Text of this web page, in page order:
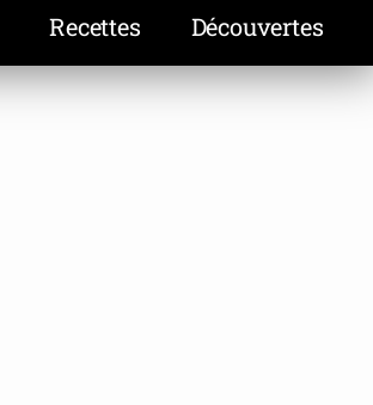
Recettes Découvertes